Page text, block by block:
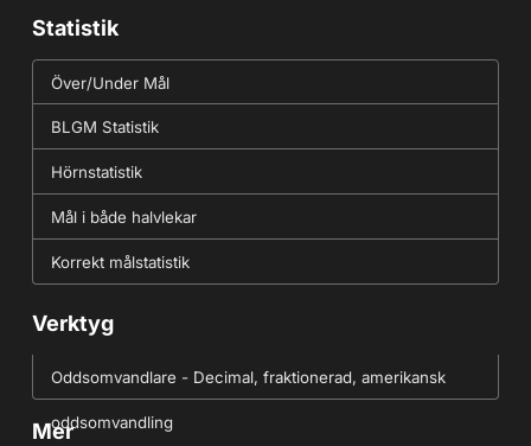
Statistik
Över/Under Mål
BLGM Statistik
Hörnstatistik
Mål i både halvlekar
Korrekt målstatistik
Verktyg
Oddsomvandlare - Decimal, fraktionerad, amerikansk
oddsomvandling
Mer